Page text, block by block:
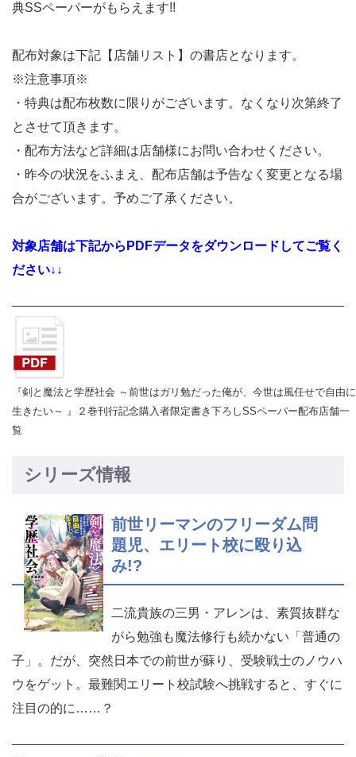
典SSペーパーがもらえます!!
配布対象は下記【店舗リスト】の書店となります。
※注意事項※
・特典は配布枚数に限りがございます。なくなり次第終了
とさせて頂きます。
・配布方法など詳細は店舗様にお問い合わせください。
・昨今の状況をふまえ、配布店舗は予告なく変更となる場
合がございます。予めご了承ください。
対象店舗は下記からPDFデータをダウンロードしてご覧く
ださい↓↓
『剣と魔法と学歴社会 ～前世はガリ勉だった俺が、今世は風任せで自由に
生きたい～ 』２巻刊行記念購入者限定書き下ろしSSペーパー配布店舗一
覧
シリーズ情報
前世リーマンのフリーダム問
題児、エリート校に殴り込
み!?
二流貴族の三男・アレンは、素質抜群な
がら勉強も魔法修行も続かない「普通の
子」。だが、突然日本での前世が蘇り、受験戦士のノウハ
ウをゲット。最難関エリート校試験へ挑戦すると、すぐに
注目の的に……？